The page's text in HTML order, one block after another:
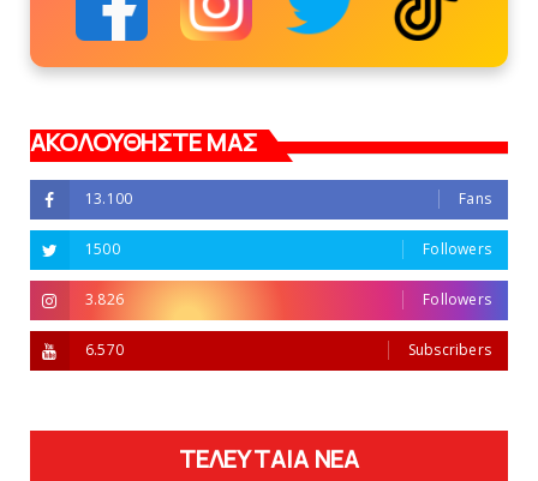
ΑΚΟΛΟΥΘΗΣΤΕ ΜΑΣ
13.100 Fans
1500 Followers
3.826 Followers
6.570 Subscribers
ΤΕΛΕΥΤΑΙΑ ΝΕΑ